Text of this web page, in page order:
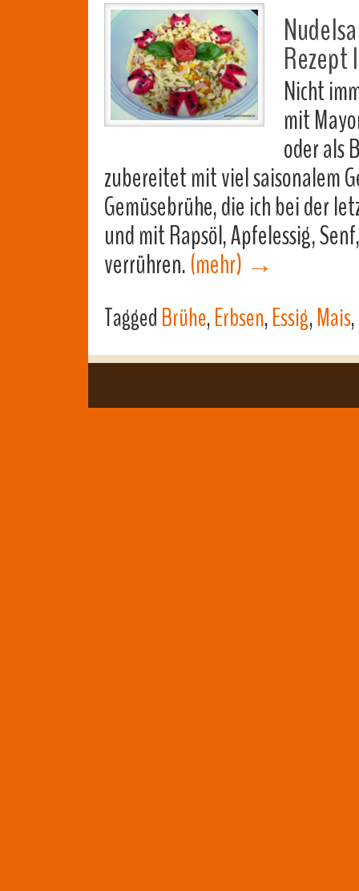
Nicht
mit
oder als
zubereitet mit viel saisonalem
Gemüsebrühe, die ich bei der
und mit Rapsöl, Apfelessig,
verrühren.(mehr) →
TaggedBrühe,Erbsen,Essig,Mais,